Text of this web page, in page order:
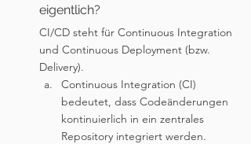
eigentlich?
CI/CD steht für Continuous Integration
und Continuous Deployment (bzw.
Delivery).
Continuous Integration (CI)
bedeutet, dass Codeänderungen
kontinuierlich in ein zentrales
Repository integriert werden.